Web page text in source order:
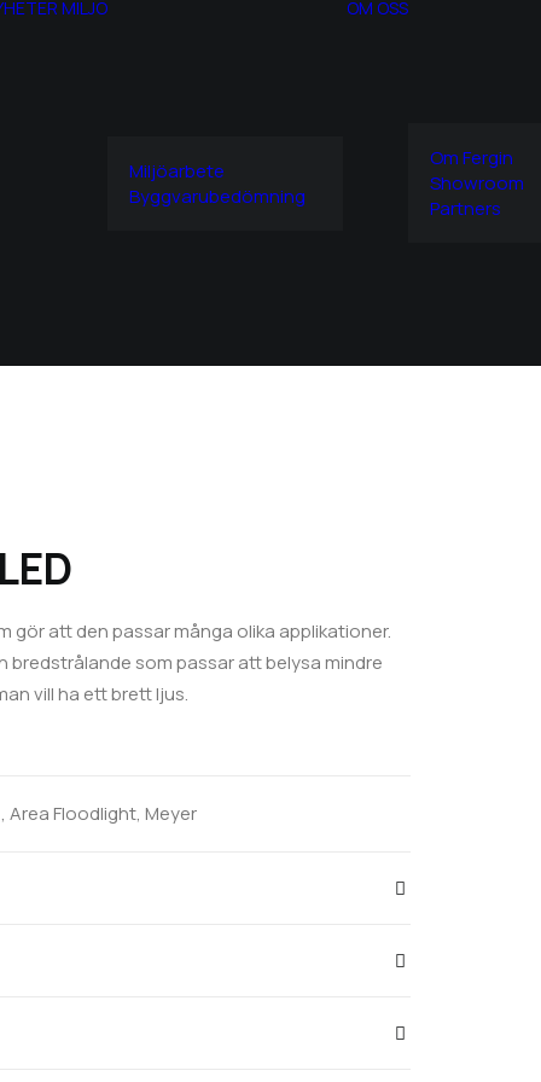
MILJÖ
Miljöarbete
Byggvarubedömning
OM OSS
Om Fergin
Showroom
Partners
gör att den passar många olika applikationer.
bredstrålande som passar att belysa mindre
vill ha ett brett ljus.
, Area Floodlight, Meyer